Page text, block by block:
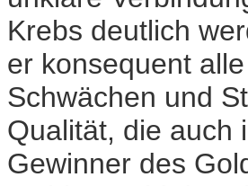
Krebs deutlich
er konsequent
Schwächen und
Qualität, die auch
Gewinner des